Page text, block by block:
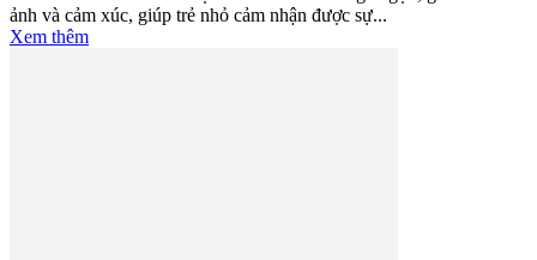
ảnh và cảm xúc, giúp trẻ nhỏ cảm nhận được sự...
Xem thêm